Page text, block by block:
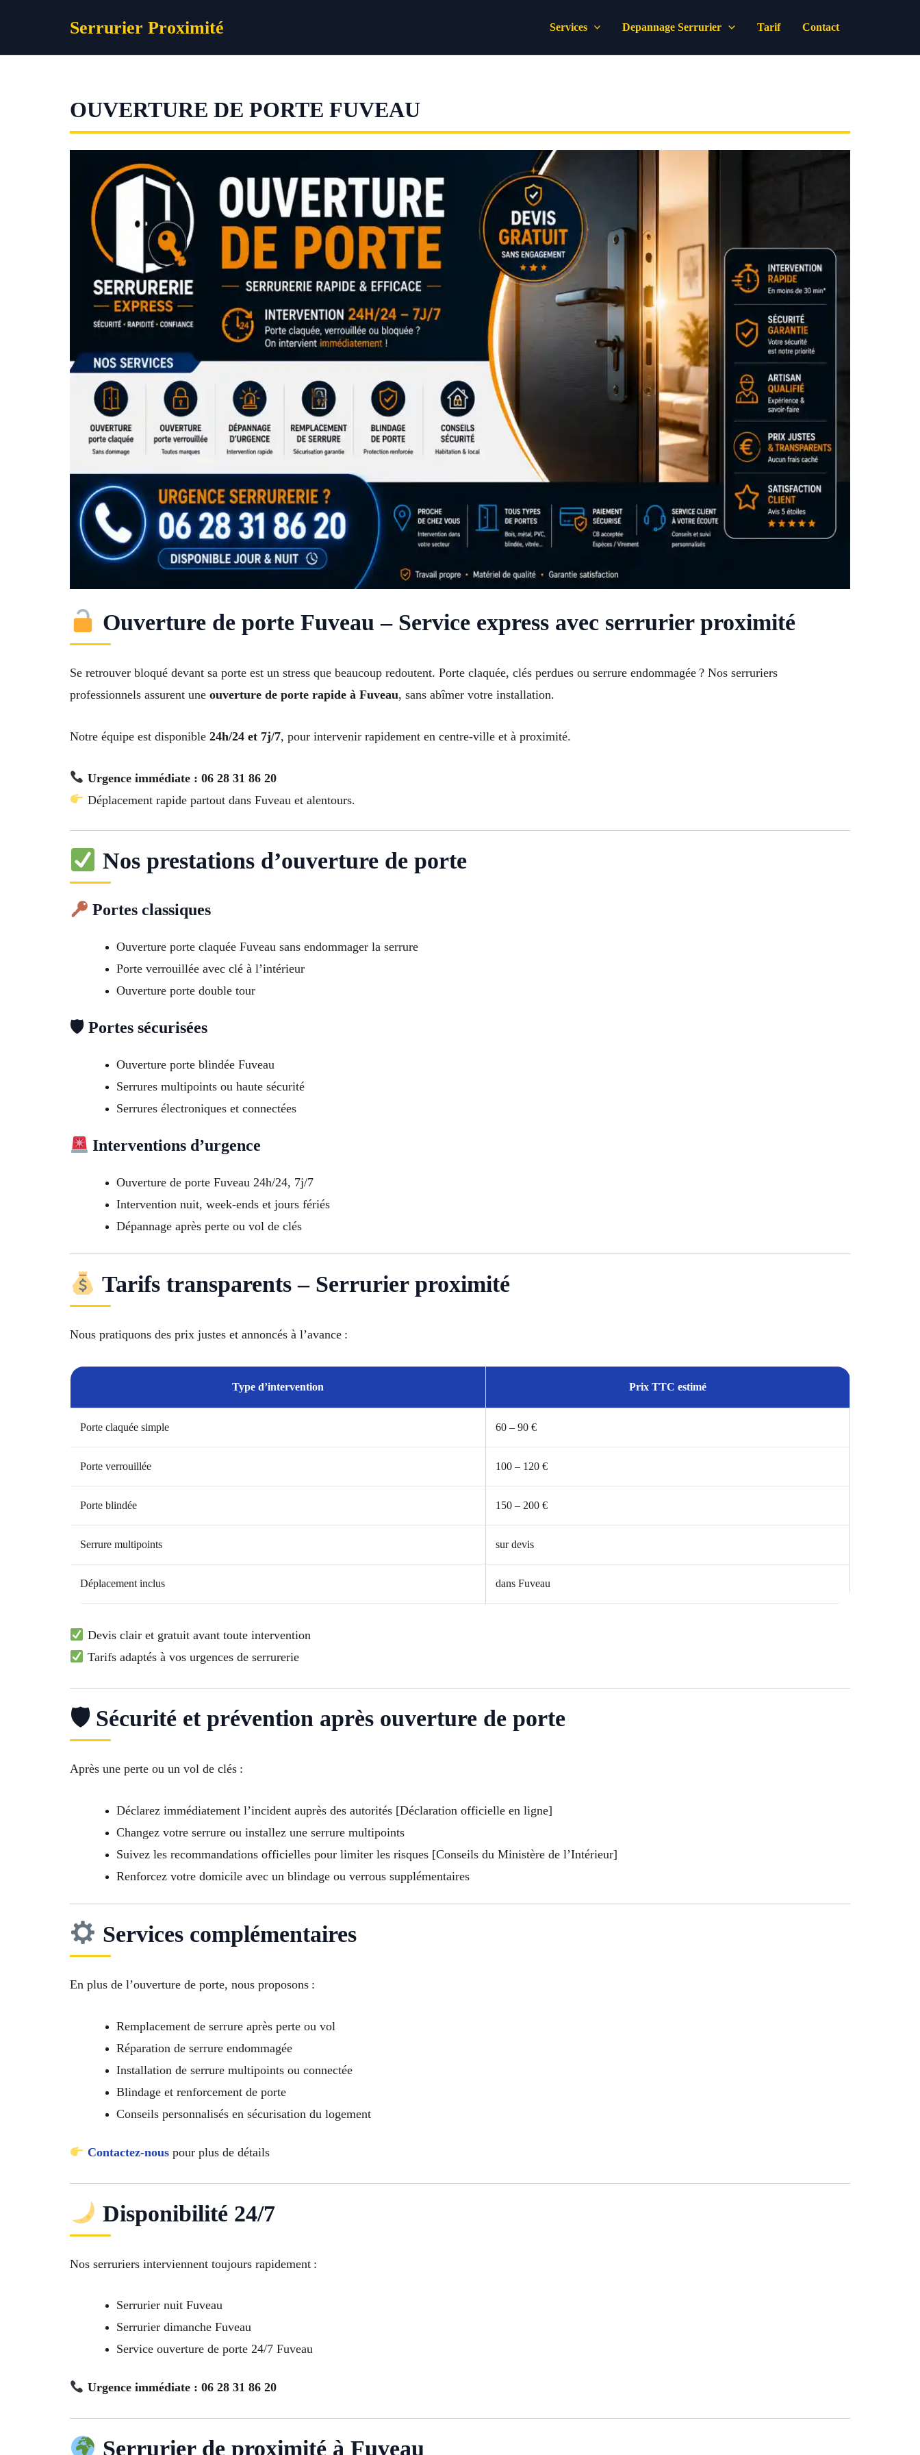
Serrurier Proximité Services Depannage Serrurier Tarif Contact
OUVERTURE DE PORTE FUVEAU
Ouverture de porte Fuveau – Service express avec serrurier proximité
Se retrouver bloqué devant sa porte est un stress que beaucoup redoutent. Porte claquée, clés perdues ou serrure endommagée ? Nos serruriers
professionnels assurent une ouverture de porte rapide à Fuveau, sans abîmer votre installation.
Notre équipe est disponible 24h/24 et 7j/7, pour intervenir rapidement en centre-ville et à proximité.
Urgence immédiate : 06 28 31 86 20
Déplacement rapide partout dans Fuveau et alentours.
Nos prestations d’ouverture de porte
Portes classiques
Ouverture porte claquée Fuveau sans endommager la serrure
Porte verrouillée avec clé à l’intérieur
Ouverture porte double tour
🛡 Portes sécurisées
Ouverture porte blindée Fuveau
Serrures multipoints ou haute sécurité
Serrures électroniques et connectées
Interventions d’urgence
Ouverture de porte Fuveau 24h/24, 7j/7
Intervention nuit, week-ends et jours fériés
Dépannage après perte ou vol de clés
Tarifs transparents – Serrurier proximité
Nous pratiquons des prix justes et annoncés à l’avance :
Type d’intervention Prix TTC estimé
Porte claquée simple 60 – 90 €
Porte verrouillée 100 – 120 €
Porte blindée 150 – 200 €
Serrure multipoints sur devis
Déplacement inclus dans Fuveau
Devis clair et gratuit avant toute intervention
Tarifs adaptés à vos urgences de serrurerie
🛡 Sécurité et prévention après ouverture de porte
Après une perte ou un vol de clés :
Déclarez immédiatement l’incident auprès des autorités [Déclaration officielle en ligne]
Changez votre serrure ou installez une serrure multipoints
Suivez les recommandations officielles pour limiter les risques [Conseils du Ministère de l’Intérieur]
Renforcez votre domicile avec un blindage ou verrous supplémentaires
Services complémentaires
En plus de l’ouverture de porte, nous proposons :
Remplacement de serrure après perte ou vol
Réparation de serrure endommagée
Installation de serrure multipoints ou connectée
Blindage et renforcement de porte
Conseils personnalisés en sécurisation du logement
Contactez-nouspour plus de détails
Disponibilité 24/7
Nos serruriers interviennent toujours rapidement :
Serrurier nuit Fuveau
Serrurier dimanche Fuveau
Service ouverture de porte 24/7 Fuveau
Urgence immédiate : 06 28 31 86 20
Serrurier de proximité à Fuveau